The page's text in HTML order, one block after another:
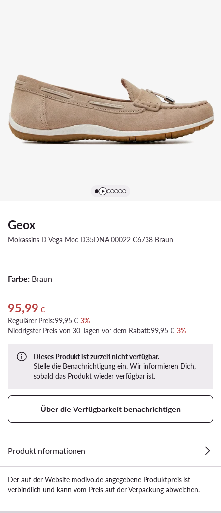
Geox
Mokassins D Vega Moc D35DNA 00022 C6738 Braun
Farbe: Braun
Aktueller Preis 95,99 €
95,99 €
Regulärer Preis:99,95 €-3%
Niedrigster Preis von 30 Tagen vor dem Rabatt:99,95 €-3%
Dieses Produkt ist zurzeit nicht verfügbar.
Stelle die Benachrichtigung ein. Wir informieren Dich,
sobald das Produkt wieder verfügbar ist.
Über die Verfügbarkeit benachrichtigen
Produktinformationen
Der auf der Website modivo.de angegebene Produktpreis ist
verbindlich und kann vom Preis auf der Verpackung abweichen.